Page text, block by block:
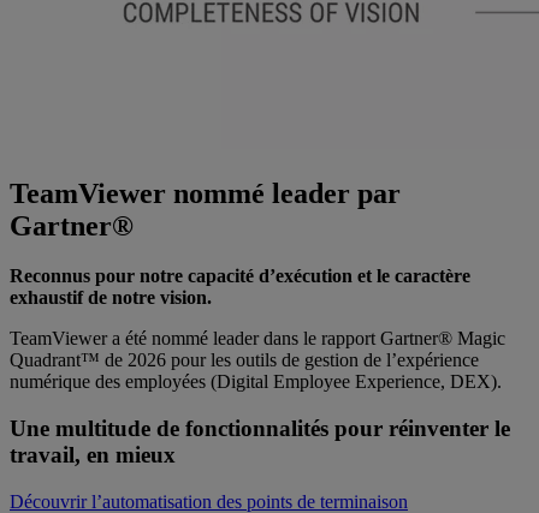
TeamViewer nommé leader par
Gartner®
Reconnus pour notre capacité d’exécution et le caractère
exhaustif de notre vision.
TeamViewer a été nommé leader dans le rapport Gartner® Magic
Quadrant™ de 2026 pour les outils de gestion de l’expérience
numérique des employées (Digital Employee Experience, DEX).
Une multitude de fonctionnalités pour réinventer le
travail, en mieux
Découvrir l’automatisation des points de terminaison